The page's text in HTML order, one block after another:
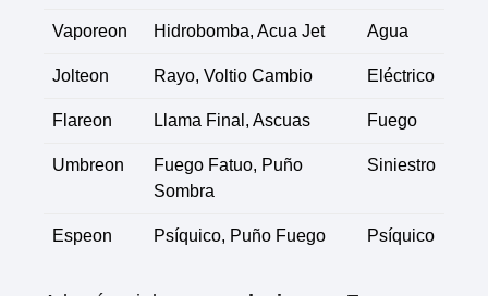
Vaporeon Hidrobomba, Acua Jet Agua
Jolteon Rayo, Voltio Cambio Eléctrico
Flareon Llama Final, Ascuas Fuego
Umbreon
Fuego Fatuo, Puño
Sombra
Siniestro
Espeon Psíquico, Puño Fuego Psíquico